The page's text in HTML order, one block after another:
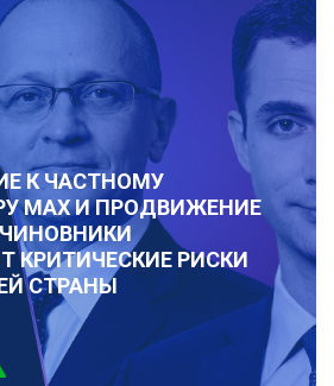
К ЧАСТНОМУ
MAX И ПРОДВИЖЕНИЕ
КРИТИЧЕСКИЕ РИСКИ
СТРАНЫ